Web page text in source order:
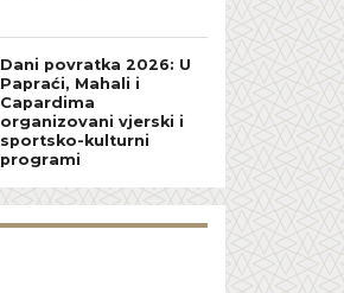
Dani povratka 2026: U
Papraći, Mahali i
Capardima
organizovani vjerski i
sportsko-kulturni
programi